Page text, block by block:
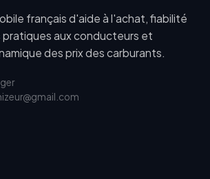
français d'aide à l'achat, fiabilité
pratiques aux conducteurs et
des prix des carburants.